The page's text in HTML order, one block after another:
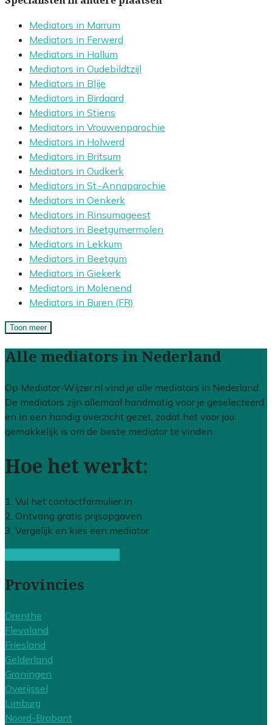
Mediators in Marrum
Mediators in Ferwerd
Mediators in Hallum
Mediators in Oudebildtzijl
Mediators in Blije
Mediators in Birdaard
Mediators in Stiens
Mediators in Vrouwenparochie
Mediators in Holwerd
Mediators in Britsum
Mediators in Oudkerk
Mediators in St.-Annaparochie
Mediators in Oenkerk
Mediators in Rinsumageest
Mediators in Beetgumermolen
Mediators in Lekkum
Mediators in Beetgum
Mediators in Giekerk
Mediators in Molenend
Mediators in Buren (FR)
Toon meer
Alle mediators in Nederland
Op Mediator-Wijzer.nl vind je alle mediators in Nederland.
De mediators zijn allemaal handmatig voor je geselecteerd
en in een handig overzicht gezet, zodat het voor jou
gemakkelijk is om de beste mediator te vinden.
Hoe het werkt:
1. Vul het contactformulier in
2. Ontvang gratis prijsopgaven
3. Vergelijk en kies een mediator
Provincies
Drenthe
Flevoland
Friesland
Gelderland
Groningen
Overijssel
Limburg
Noord-Brabant